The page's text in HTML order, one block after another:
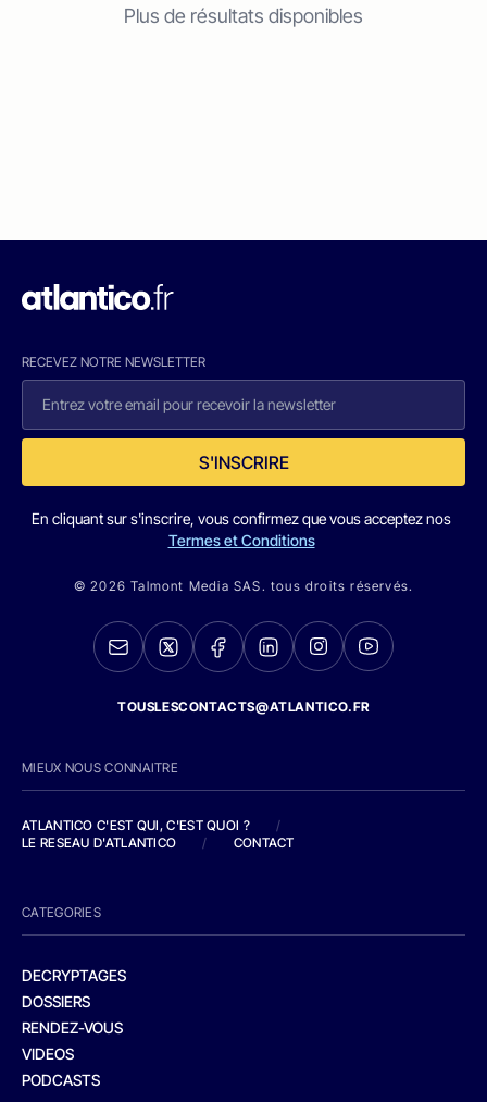
Plus de résultats disponibles
RECEVEZ NOTRE NEWSLETTER
S'INSCRIRE
En cliquant sur s'inscrire, vous confirmez que vous acceptez nos
Termes et Conditions
© 2026 Talmont Media SAS. tous droits réservés.
TOUSLESCONTACTS@ATLANTICO.FR
MIEUX NOUS CONNAITRE
ATLANTICO C'EST QUI, C'EST QUOI ?
/
LE RESEAU D'ATLANTICO
/ CONTACT
CATEGORIES
DECRYPTAGES
DOSSIERS
RENDEZ-VOUS
VIDEOS
PODCASTS